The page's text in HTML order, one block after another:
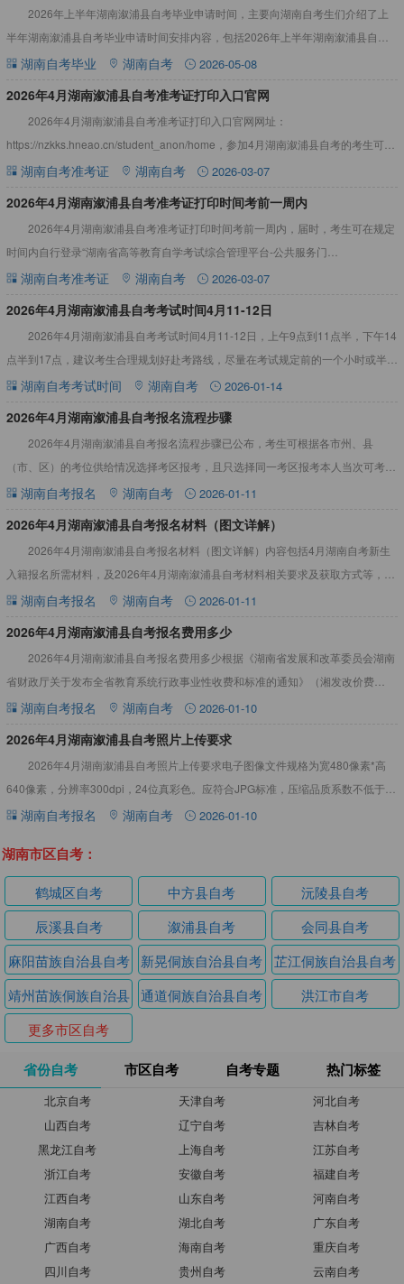
2026年上半年湖南溆浦县自考毕业申请时间，主要向湖南自考生们介绍了上
半年湖南溆浦县自考毕业申请时间安排内容，包括2026年上半年湖南溆浦县自考
毕业申请时间过了怎么办等，一起来看看吧！2026年上半年
湖南自考毕业 湖南自考 2026-05-08
​2026年4月湖南溆浦县自考准考证打印入口官网
2026年4月湖南溆浦县自考准考证打印入口官网网址：
https://nzkks.hneao.cn/student_anon/home，参加4月湖南溆浦县自考的考生可在
考试前一星期内自行从“湖南自考服务
湖南自考准考证 湖南自考 2026-03-07
2026年4月湖南溆浦县自考准考证打印时间考前一周内
2026年4月湖南溆浦县自考准考证打印时间考前一周内，届时，考生可在规定
时间内自行登录“湖南省高等教育自学考试综合管理平台-公共服务门
户”（https://nzkks.hneao.cn）”打印自考准考
湖南自考准考证 湖南自考 2026-03-07
2026年4月湖南溆浦县自考考试时间4月11-12日
2026年4月湖南溆浦县自考考试时间4月11-12日，上午9点到11点半，下午14
点半到17点，建议考生合理规划好赴考路线，尽量在考试规定前的一个小时或半个
小时内到达考点，以免考试当天匆忙，耽误考试。
湖南自考考试时间 湖南自考 2026-01-14
2026年4月湖南溆浦县自考报名流程步骤
2026年4月湖南溆浦县自考报名流程步骤已公布，考生可根据各市州、县
（市、区）的考位供给情况选择考区报考，且只选择同一考区报考本人当次可考的
全部课程。详情见下文：2026年4月湖南溆浦县自考报名流程步
湖南自考报名 湖南自考 2026-01-11
2026年4月湖南溆浦县自考报名材料（图文详解）
2026年4月湖南溆浦县自考报名材料（图文详解）内容包括4月湖南自考新生
入籍报名所需材料，及2026年4月湖南溆浦县自考材料相关要求及获取方式等，详
情见下文：2026年4月湖南溆浦县自考报名材料（图文
湖南自考报名 湖南自考 2026-01-11
2026年4月湖南溆浦县自考报名费用多少
2026年4月湖南溆浦县自考报名费用多少根据《湖南省发展和改革委员会湖南
省财政厅关于发布全省教育系统行政事业性收费和标准的通知》（湘发改价费
[2018]531号）规定获悉：48元每人每科。详见下文：2
湖南自考报名 湖南自考 2026-01-10
2026年4月湖南溆浦县自考照片上传要求
2026年4月湖南溆浦县自考照片上传要求电子图像文件规格为宽480像素*高
640像素，分辨率300dpi，24位真彩色。应符合JPG标准，压缩品质系数不低于
60，压缩后文件大小一般在20KB至40KB
湖南自考报名 湖南自考 2026-01-10
湖南市区自考：
鹤城区自考 中方县自考
沅陵县自考
辰溪县自考
溆浦县自考
会同县自考
麻阳苗族自治县自考
新晃侗族自治县自考
芷江侗族自治县自考
靖州苗族侗族自治县
自考
通道侗族自治县自考
洪江市自考
更多市区自考
省份自考 市区自考 自考专题 热门标签
北京自考 天津自考
河北自考
山西自考
辽宁自考
吉林自考
黑龙江自考
上海自考
江苏自考
浙江自考
安徽自考
福建自考
江西自考
山东自考
河南自考
湖南自考
湖北自考
广东自考
广西自考
海南自考
重庆自考
四川自考
贵州自考 云南自考